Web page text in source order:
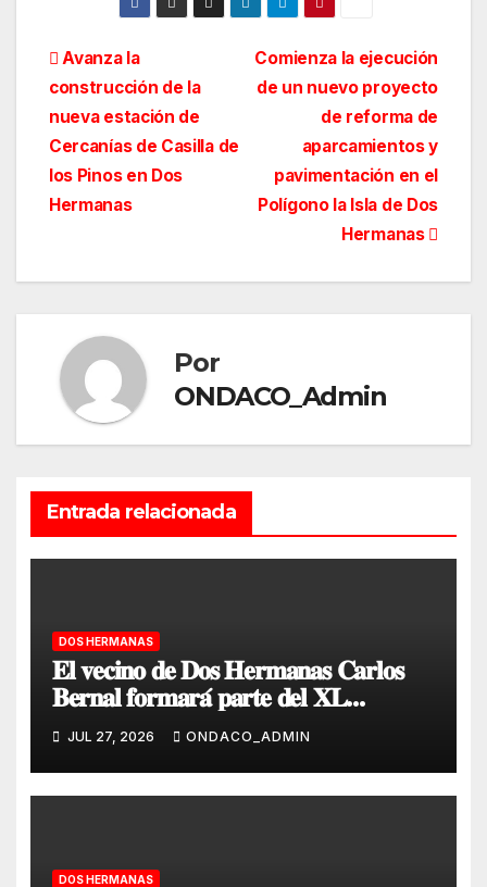
Navegación
de
entradas
Comienza la ejecución
de un nuevo proyecto
de reforma de
aparcamientos y
pavimentación en el
Polígono la Isla de Dos
Hermanas
Avanza la
construcción de la
nueva estación de
Cercanías de Casilla de
los Pinos en Dos
Hermanas
Por
ONDACO_Admin
Entrada relacionada
DOS HERMANAS
𝐄𝐥 𝐯𝐞𝐜𝐢𝐧𝐨 𝐝𝐞 𝐃𝐨𝐬 𝐇𝐞𝐫𝐦𝐚𝐧𝐚𝐬 𝐂𝐚𝐫𝐥𝐨𝐬
𝐁𝐞𝐫𝐧𝐚𝐥 𝐟𝐨𝐫𝐦𝐚𝐫𝐚́ 𝐩𝐚𝐫𝐭𝐞 𝐝𝐞𝐥 𝐗𝐋
𝐂𝐨𝐧𝐭𝐢𝐧𝐠𝐞𝐧𝐭𝐞 𝐀𝐧𝐭𝐚́𝐫𝐭𝐢𝐜𝐨 𝐝𝐞𝐥 𝐄𝐣𝐞́𝐫𝐜𝐢𝐭𝐨 𝐝𝐞
𝐓𝐢𝐞𝐫𝐫𝐚
JUL 27, 2026 ONDACO_ADMIN
DOS HERMANAS